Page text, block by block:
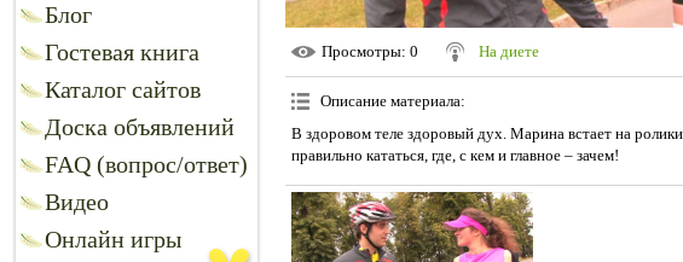
Блог
Гостевая книга
Каталог сайтов
Доска объявлений
FAQ (вопрос/ответ)
Видео
Онлайн игры
Просмотры: 0 На диете
Описание материала:
В здоровом теле здоровый дух. Марина встает на
правильно кататься, где, с кем и главное – зачем!